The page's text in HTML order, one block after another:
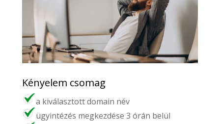
Kényelem csomag
a kiválasztott domain név
ügyintézés megkezdése 3 órán belül